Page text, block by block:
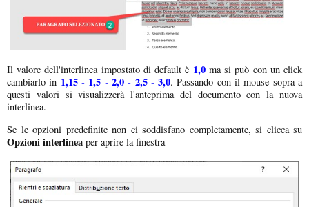
Il valore dell'interlinea impostato di default è 1,0ma si può con un click
cambiarlo in 1,15 - 1,5 - 2,0 - 2,5 - 3,0. Passando con il mouse sopra a
questi valori si visualizzerà l'anteprima del documento con la nuova
interlinea.
Se le opzioni predefinite non ci soddisfano completamente, si clicca su
Opzioni interlinea per aprire la finestra